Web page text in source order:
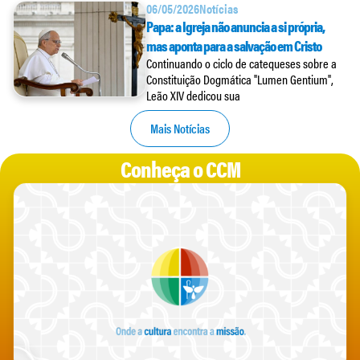
06/05/2026Notícias
Papa: a Igreja não anuncia a si própria,
mas aponta para a salvação em Cristo
Continuando o ciclo de catequeses sobre a
Constituição Dogmática "Lumen Gentium",
Leão XIV dedicou sua
Mais Notícias
Conheça o CCM